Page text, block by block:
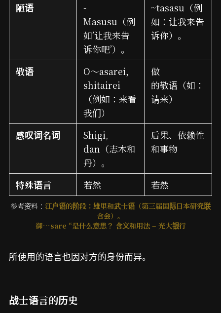
陋语
-
Masusu（例
如’让我来告
诉你吧’）。
~tasasu（例
如：让我来告
诉你）。
敬语
O～asarei，
shitairei
（例如：来看
我们）
做
的敬语（如：
请来）
感叹词名词
Shigi,
dan（志木和
丹）。
后果、依赖性
和事物
特殊语言 若然 若然
参考资料： 江户语的阶段：雄里和武士语（第三届国际日本研究联
合会）。
御…sare “是什么意思？ 含义和用法 – 光大银行
所使用的语言也因对方的身份而异。
战士语言的历史